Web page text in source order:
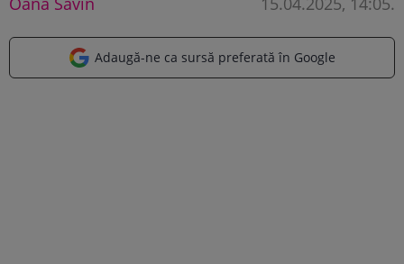
Adaugă-ne ca sursă preferată în Google